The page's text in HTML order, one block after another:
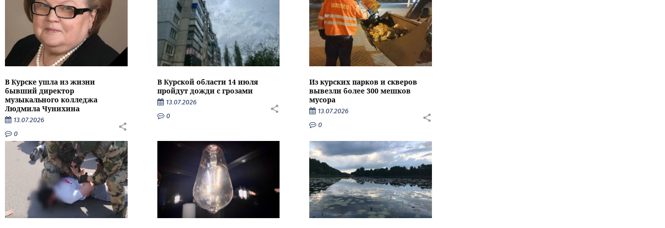
В Курске ушла из жизни
бывший директор
музыкального колледжа
Людмила Чунихина
13.07.2026
0
В Курской области 14 июля
пройдут дожди с грозами
13.07.2026
0
Из курских парков и скверов
вывезли более 300 мешков
мусора
13.07.2026
0